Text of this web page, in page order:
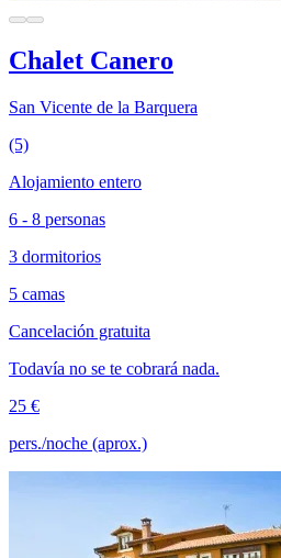
Chalet Canero
San Vicente de la Barquera
(5)
Alojamiento entero
6 - 8 personas
3 dormitorios
5 camas
Cancelación gratuita
Todavía no se te cobrará nada.
25 €
pers./noche (aprox.)